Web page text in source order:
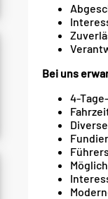
Bei uns
4-